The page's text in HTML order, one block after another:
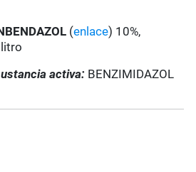
(enlace) 10%,
activa: BENZIMIDAZOL